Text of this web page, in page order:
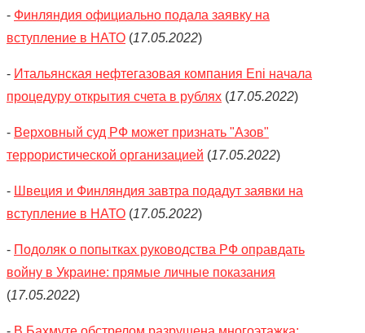
- Финляндия официально подала заявку на
вступление в НАТО (17.05.2022)
- Итальянская нефтегазовая компания Eni начала
процедуру открытия счета в рублях (17.05.2022)
- Верховный суд РФ может признать "Азов"
террористической организацией (17.05.2022)
- Швеция и Финляндия завтра подадут заявки на
вступление в НАТО (17.05.2022)
- Подоляк о попытках руководства РФ оправдать
войну в Украине: прямые личные показания
(17.05.2022)